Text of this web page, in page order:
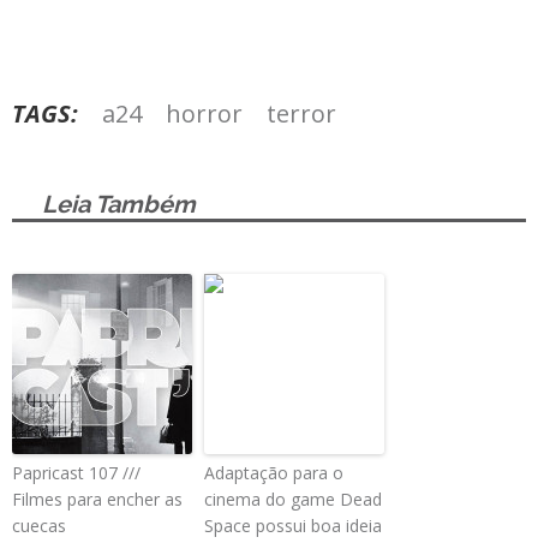
TAGS: a24 horror terror
Leia Também
Papricast 107 ///
Filmes para encher as
cuecas
Adaptação para o
cinema do game Dead
Space possui boa ideia